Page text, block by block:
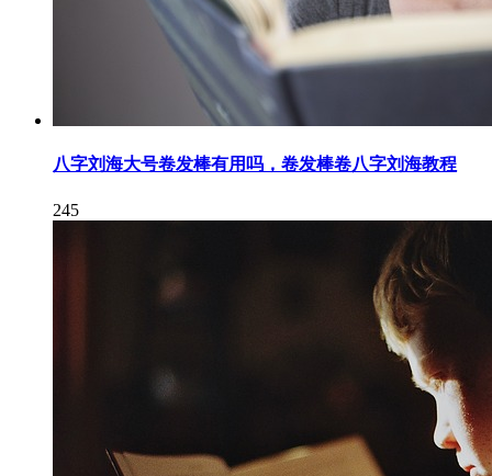
八字刘海大号卷发棒有用吗，卷发棒卷八字刘海教程
245